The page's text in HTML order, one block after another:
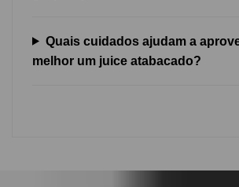
Quais cuidados ajudam a
melhor um juice atabacado?